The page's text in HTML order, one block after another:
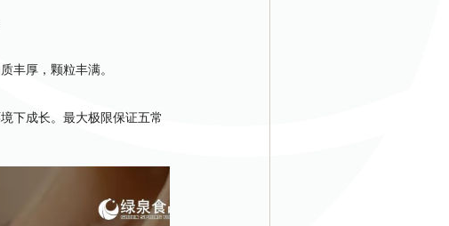
丰厚，颗粒丰满。
下成长。最大极限保证五常
米的原生态品质。
五常大米积累的可速溶的双